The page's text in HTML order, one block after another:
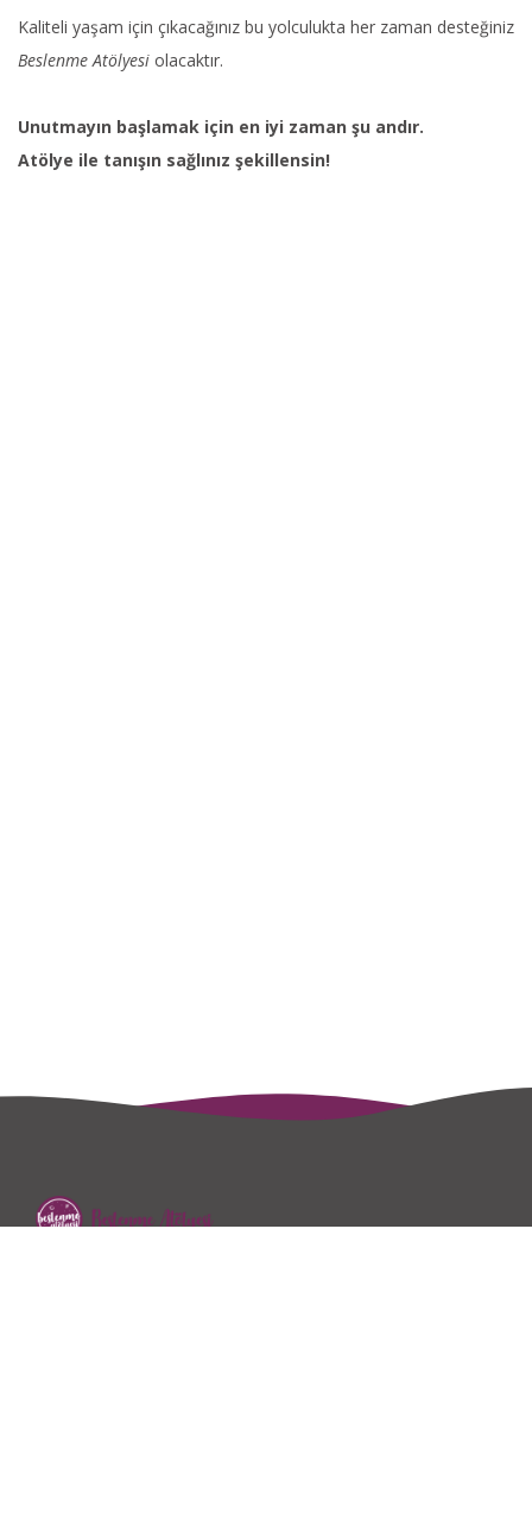
Kaliteli yaşam için çıkacağınız bu yolculukta her zaman desteğiniz
Beslenme Atölyesi olacaktır.
Unutmayın başlamak için en iyi zaman şu andır.
Atölye ile tanışın sağlınız şekillensin!